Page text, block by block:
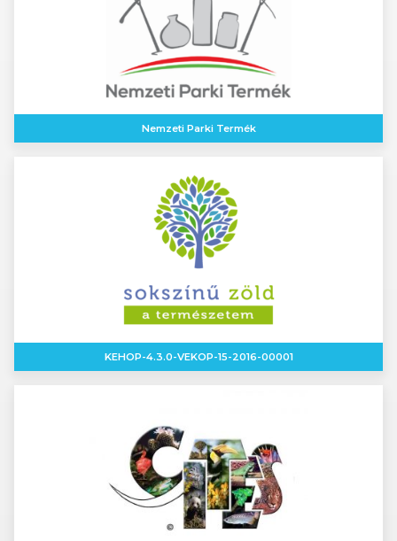
Nemzeti Parki Termék
KEHOP-4.3.0-VEKOP-15-2016-00001